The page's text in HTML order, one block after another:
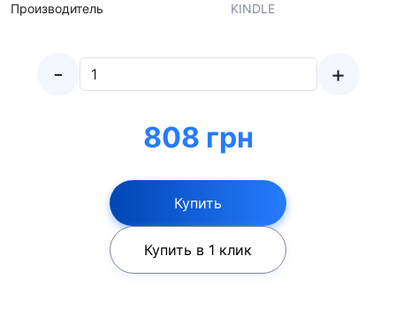
Производитель KINDLE
- +
808 грн
Купить
Купить в 1 клик